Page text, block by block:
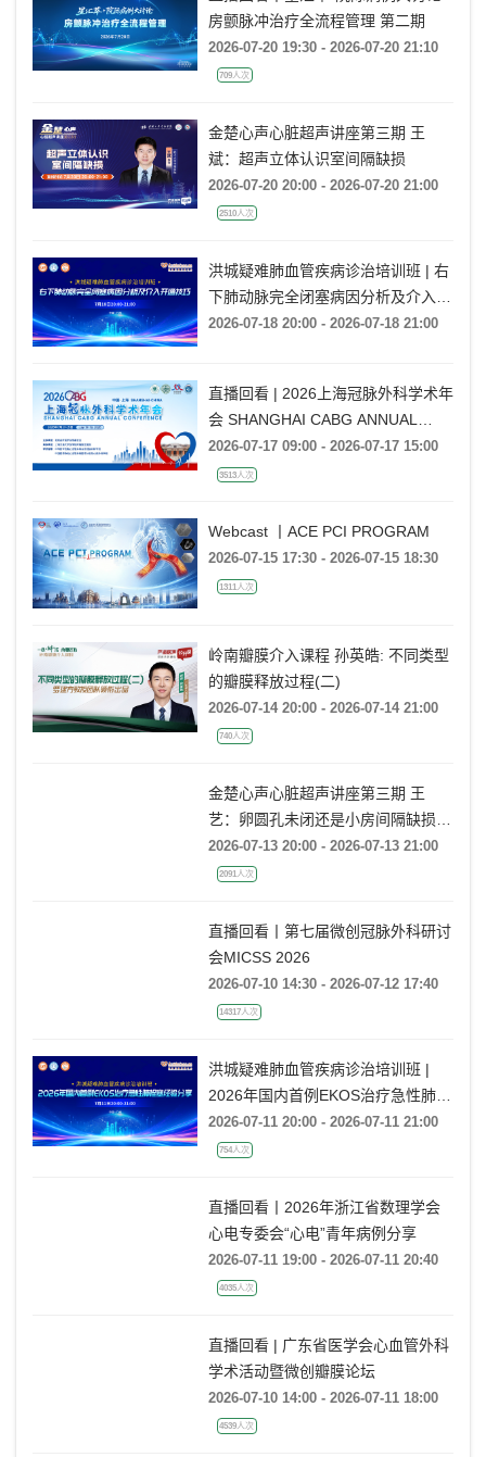
房颤脉冲治疗全流程管理 第二期
2026-07-20 19:30 - 2026-07-20 21:10
709人次
金楚心声心脏超声讲座第三期 王
斌：超声立体认识室间隔缺损
2026-07-20 20:00 - 2026-07-20 21:00
2510人次
洪城疑难肺血管疾病诊治培训班 | 右
下肺动脉完全闭塞病因分析及介入开
通技巧
2026-07-18 20:00 - 2026-07-18 21:00
直播回看 | 2026上海冠脉外科学术年
会 SHANGHAI CABG ANNUAL
CONFERENCE
2026-07-17 09:00 - 2026-07-17 15:00
3513人次
Webcast 丨ACE PCI PROGRAM
2026-07-15 17:30 - 2026-07-15 18:30
1311人次
岭南瓣膜介入课程 孙英皓: 不同类型
的瓣膜释放过程(二)
2026-07-14 20:00 - 2026-07-14 21:00
740人次
金楚心声心脏超声讲座第三期 王
艺：卵圆孔未闭还是小房间隔缺损，
傻傻分不清
2026-07-13 20:00 - 2026-07-13 21:00
2091人次
直播回看丨第七届微创冠脉外科研讨
会MICSS 2026
2026-07-10 14:30 - 2026-07-12 17:40
14317人次
洪城疑难肺血管疾病诊治培训班 |
2026年国内首例EKOS治疗急性肺栓
塞经验分享
2026-07-11 20:00 - 2026-07-11 21:00
754人次
直播回看丨2026年浙江省数理学会
心电专委会“心电”青年病例分享
2026-07-11 19:00 - 2026-07-11 20:40
4035人次
直播回看 | 广东省医学会心血管外科
学术活动暨微创瓣膜论坛
2026-07-10 14:00 - 2026-07-11 18:00
4539人次